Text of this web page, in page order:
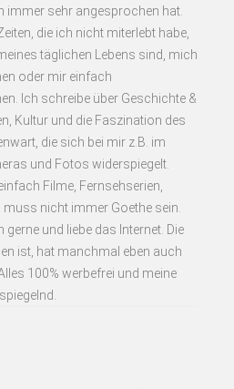
immer sehr angesprochen hat.
die ich nicht miterlebt habe,
täglichen Lebens sind, mich
oder mir einfach
Ich schreibe über Geschichte &
Kultur und die Faszination des
die sich bei mir z.B. im
und Fotos widerspiegelt.
Filme, Fernsehserien,
muss nicht immer Goethe sein.
und liebe das Internet. Die
ist, hat manchmal eben auch
100% werbefrei und meine